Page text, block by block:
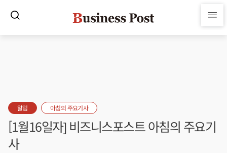
알림 아침의 주요기사
[1월16일자] 비즈니스포스트 아침의 주요기
사